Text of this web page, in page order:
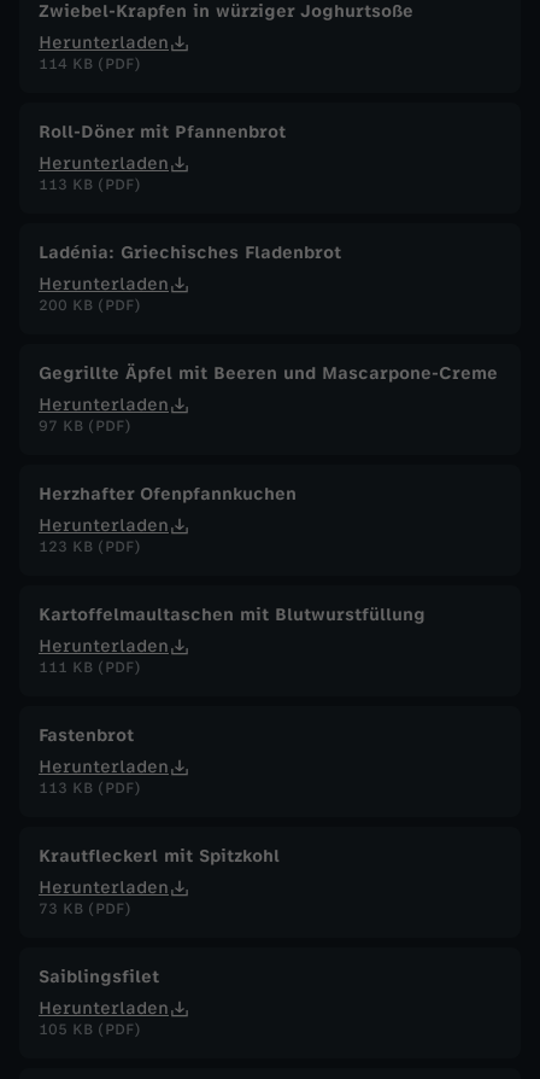
Zwiebel-Krapfen in würziger Joghurtsoße
Herunterladen
114 KB (PDF)
Roll-Döner mit Pfannenbrot
Herunterladen
113 KB (PDF)
Ladénia: Griechisches Fladenbrot
Herunterladen
200 KB (PDF)
Gegrillte Äpfel mit Beeren und Mascarpone-Creme
Herunterladen
97 KB (PDF)
Herzhafter Ofenpfannkuchen
Herunterladen
123 KB (PDF)
Kartoffelmaultaschen mit Blutwurstfüllung
Herunterladen
111 KB (PDF)
Fastenbrot
Herunterladen
113 KB (PDF)
Krautfleckerl mit Spitzkohl
Herunterladen
73 KB (PDF)
Saiblingsfilet
Herunterladen
105 KB (PDF)